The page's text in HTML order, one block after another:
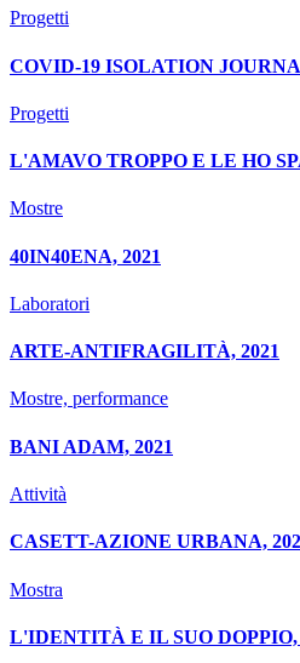
Progetti
COVID-19 ISOLATION
Progetti
L'AMAVO TROPPO E LE HO
Mostre
40IN40ENA, 2021
Laboratori
ARTE-ANTIFRAGILITÀ, 2021
Mostre, performance
BANI ADAM, 2021
Attività
CASETT-AZIONE URBANA,
Mostra
L'IDENTITÀ E IL SUO DOPPIO,